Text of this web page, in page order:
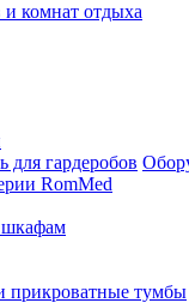
и комнат отдыха
для гардеробов
RomMed
прикроватные тумбы